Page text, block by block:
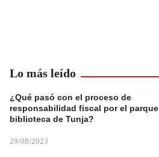
Lo más leído
¿Qué pasó con el proceso de
responsabilidad fiscal por el parque
biblioteca de Tunja?
29/08/2023